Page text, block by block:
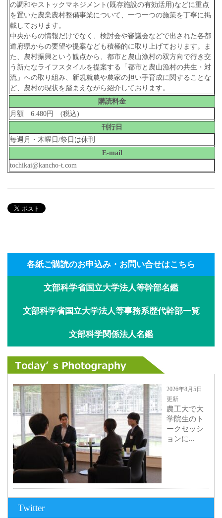
の調和やストックマネジメント(既存施設の有効活用)などに重点
を置いた農業農村整備事業について、一つ一つの施策を丁寧に掲
載しております。
中央からの情報だけでなく、検討会や審議会などで出された各都
道府県からの要望や提案なども積極的に取り上げております。ま
た、農村振興という観点から、都市と農山漁村の双方向で行き交
う新たなライフスタイルを提案する「都市と農山漁村の共生・対
流」への取り組み、新規就農や農家の担い手育成に関することな
ど、農村の現状を踏まえながら紹介しております。
購読料金
月額 6.480円 (税込)
刊行日
毎週月・木曜日/祭日は休刊
E-mail
tochikai@kancho-t.com
各紙ご購読のお申込み・お問い合せはこちら
文部科学省国立大学法人等幹部名鑑
文部科学省国立大学法人等事務系歴代幹部一覧
文部科学関係法人名鑑
2026年8月5日
更新
農工大で大
学院生のト
ークセッシ
ョンに...
Twitter